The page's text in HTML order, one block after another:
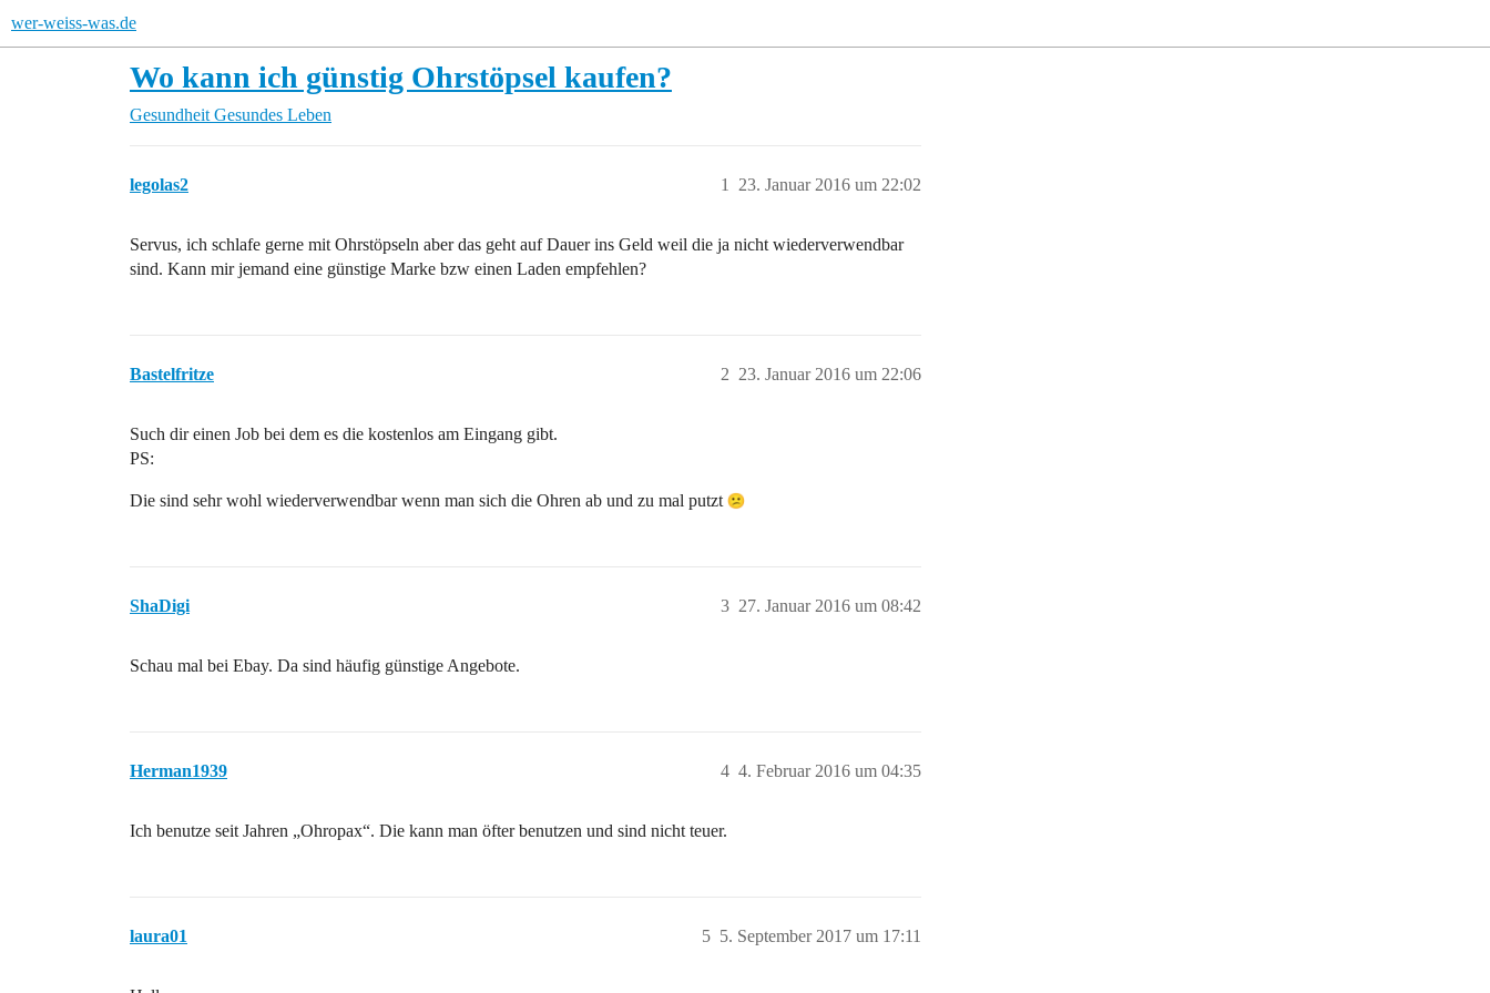
wer-weiss-was.de
Wo kann ich günstig Ohrstöpsel kaufen?
Gesundheit Gesundes Leben
legolas2 23. Januar 2016 um 22:02
1
Servus, ich schlafe gerne mit Ohrstöpseln aber das geht auf Dauer ins Geld weil die ja nicht wiederverwendbar
sind. Kann mir jemand eine günstige Marke bzw einen Laden empfehlen?
Bastelfritze 23. Januar 2016 um 22:06
2
Such dir einen Job bei dem es die kostenlos am Eingang gibt.
PS:
Die sind sehr wohl wiederverwendbar wenn man sich die Ohren ab und zu mal putzt
ShaDigi 27. Januar 2016 um 08:42
3
Schau mal bei Ebay. Da sind häufig günstige Angebote.
Herman1939 4. Februar 2016 um 04:35
4
Ich benutze seit Jahren „Ohropax“. Die kann man öfter benutzen und sind nicht teuer.
laura01 5. September 2017 um 17:11
5